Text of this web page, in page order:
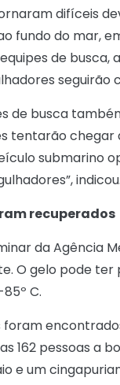
difíceis
fundo do mar,
de
seguirão
de busca
tentarão
submarino
indicou.
recuperados
da Agência
O gelo pode
C.
foram
162 pessoas a
e um